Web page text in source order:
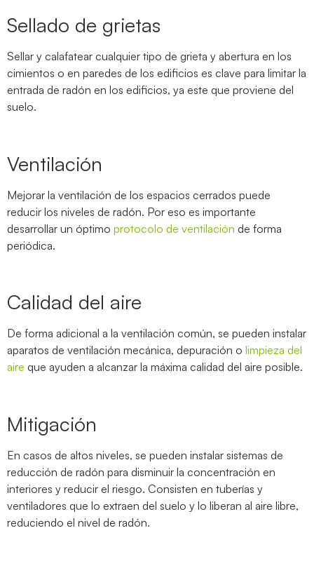
Sellado de grietas
Sellar y calafatear cualquier tipo de grieta y abertura en los
cimientos o en paredes de los edificios es clave para limitar la
entrada de radón en los edificios, ya este que proviene del
suelo.
Ventilación
Mejorar la ventilación de los espacios cerrados puede
reducir los niveles de radón. Por eso es importante
desarrollar un óptimo protocolo de ventilación de forma
periódica.
Calidad del aire
De forma adicional a la ventilación común, se pueden instalar
aparatos de ventilación mecánica, depuración o limpieza del
aire que ayuden a alcanzar la máxima calidad del aire posible.
Mitigación
En casos de altos niveles, se pueden instalar sistemas de
reducción de radón para disminuir la concentración en
interiores y reducir el riesgo. Consisten en tuberías y
ventiladores que lo extraen del suelo y lo liberan al aire libre,
reduciendo el nivel de radón.